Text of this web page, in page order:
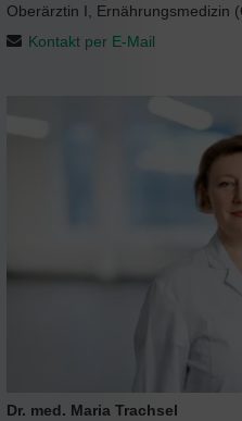
Oberärztin I, Ernährungsmedizin
Kontakt per E-Mail
Dr. med. Maria Trachsel